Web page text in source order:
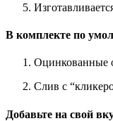
В комплекте по
Оцинкованные
Слив с
Добавьте на свой